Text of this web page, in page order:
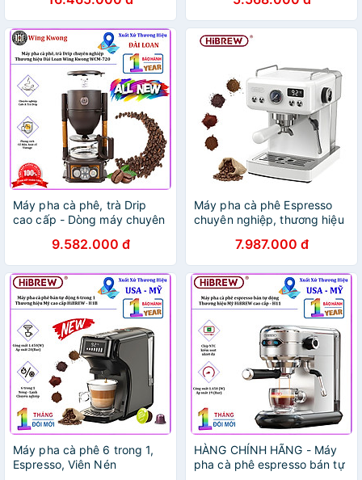
cấp HiBREW - H10 Plus.
Hàng chính hãng
HÀNG CHÍNH HÃNG
Máy pha cà phê, trà Drip
cao cấp - Dòng máy chuyên
Loan Wing Kwong cao cấp
WCM-720. HÀNG CHÍNH
HÃNG
9.582.000 đ
Máy pha cà phê Espresso
chuyên nghiệp, thương hiệu
- HÀNG CHÍNH HÃNG
7.987.000 đ
Máy pha cà phê 6 trong 1,
Espresso, Viên Nén
HÀNG CHÍNH HÃNG - Máy
pha cà phê espresso bán tự